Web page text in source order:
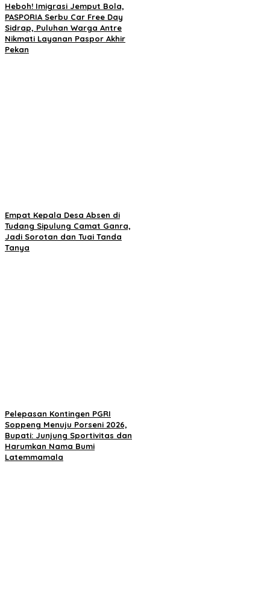
Heboh! Imigrasi Jemput Bola,
PASPORIA Serbu Car Free Day
Sidrap, Puluhan Warga Antre
Nikmati Layanan Paspor Akhir
Pekan
Empat Kepala Desa Absen di
Tudang Sipulung Camat Ganra,
Jadi Sorotan dan Tuai Tanda
Tanya
Pelepasan Kontingen PGRI
Soppeng Menuju Porseni 2026,
Bupati: Junjung Sportivitas dan
Harumkan Nama Bumi
Latemmamala